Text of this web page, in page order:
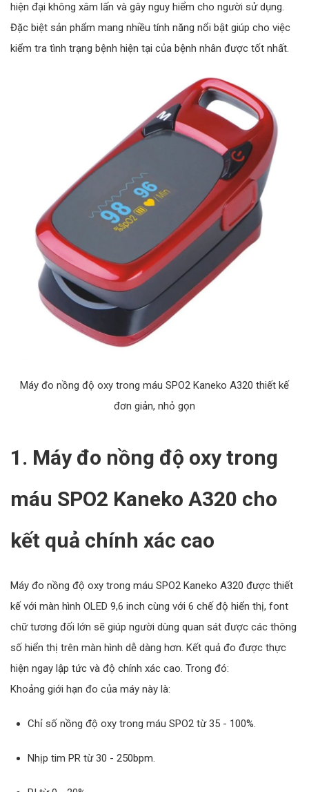
hiện đại không xâm lấn và gây nguy hiểm cho người sử dụng.
Đặc biệt sản phẩm mang nhiều tính năng nổi bật giúp cho việc
kiểm tra tình trạng bệnh hiện tại của bệnh nhân được tốt nhất.
Máy đo nồng độ oxy trong máu SPO2 Kaneko A320 thiết kế
đơn giản, nhỏ gọn
1. Máy đo nồng độ oxy trong
máu SPO2 Kaneko A320 cho
kết quả chính xác cao
Máy đo nồng độ oxy trong máu SPO2 Kaneko A320 được thiết
kế với màn hình OLED 9,6 inch cùng với 6 chế độ hiển thị, font
chữ tương đối lớn sẽ giúp người dùng quan sát được các thông
số hiển thị trên màn hình dễ dàng hơn. Kết quả đo được thực
hiện ngay lập tức và độ chính xác cao. Trong đó:
Khoảng giới hạn đo của máy này là:
Chỉ số nồng độ oxy trong máu SPO2 từ 35 - 100%.
Nhịp tim PR từ 30 - 250bpm.